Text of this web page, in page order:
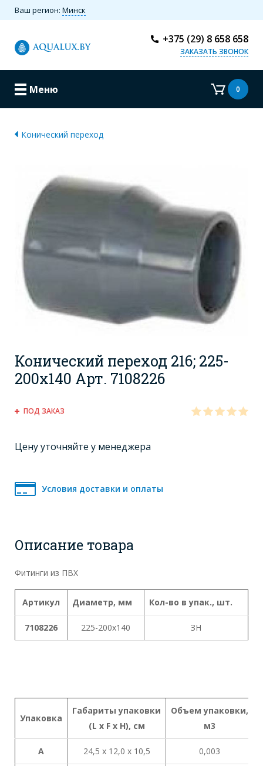
Ваш регион: Минск
+375 (29) 8 658 658
ЗАКАЗАТЬ ЗВОНОК
Меню 0
Конический переход
Конический переход 216; 225-
200x140 Арт. 7108226
ПОД ЗАКАЗ
Цену уточняйте у менеджера
Условия доставки и оплаты
Описание товара
Фитинги из ПВХ
Артикул Диаметр, мм Кол-во в упак., шт.
7108226 225-200x140 ЗН
Упаковка
Габариты упаковки
(L x F x H), см
Объем упаковки,
м3
A 24,5 х 12,0 х 10,5 0,003